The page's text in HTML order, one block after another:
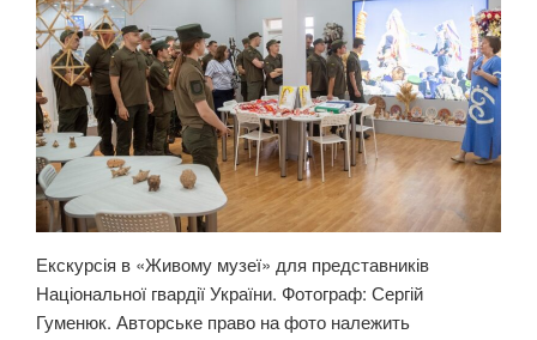
Екскурсія в «Живому музеї» для представників
Національної гвардії України. Фотограф: Сергій
Гуменюк. Авторське право на фото належить